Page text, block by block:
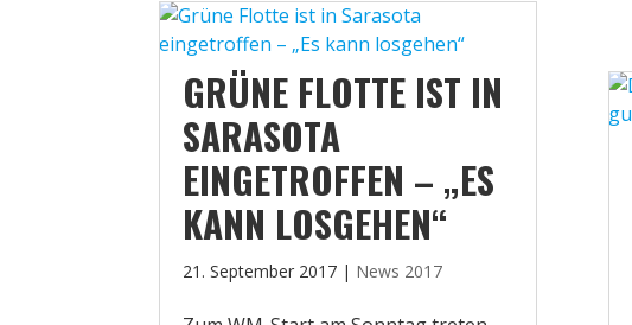
GRÜNE FLOTTE IST IN
SARASOTA
EINGETROFFEN – „ES
KANN LOSGEHEN“
21. September 2017 | News 2017